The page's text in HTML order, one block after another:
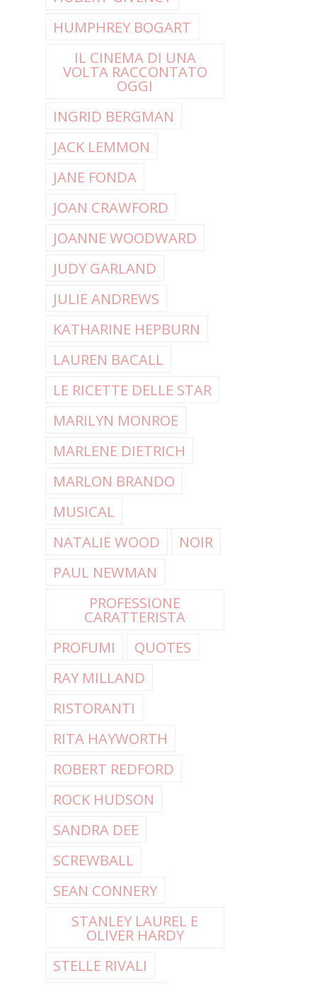
HUMPHREY BOGART
IL CINEMA DI UNA
VOLTA RACCONTATO
OGGI
INGRID BERGMAN
JACK LEMMON
JANE FONDA
JOAN CRAWFORD
JOANNE WOODWARD
JUDY GARLAND
JULIE ANDREWS
KATHARINE HEPBURN
LAUREN BACALL
LE RICETTE DELLE STAR
MARILYN MONROE
MARLENE DIETRICH
MARLON BRANDO
MUSICAL
NATALIE WOOD
NOIR
PAUL NEWMAN
PROFESSIONE
CARATTERISTA
PROFUMI
QUOTES
RAY MILLAND
RISTORANTI
RITA HAYWORTH
ROBERT REDFORD
ROCK HUDSON
SANDRA DEE
SCREWBALL
SEAN CONNERY
STANLEY LAUREL E
OLIVER HARDY
STELLE RIVALI